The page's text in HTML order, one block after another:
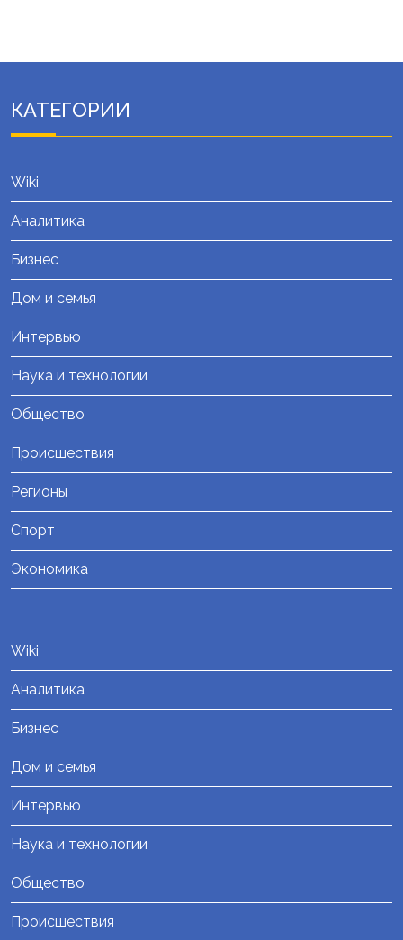
КАТЕГОРИИ
Wiki
Аналитика
Бизнес
Дом и семья
Интервью
Наука и технологии
Общество
Происшествия
Регионы
Спорт
Экономика
Wiki
Аналитика
Бизнес
Дом и семья
Интервью
Наука и технологии
Общество
Происшествия